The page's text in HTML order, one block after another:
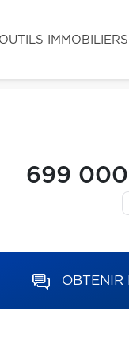
OUTILS IMMOBILIERS
699 000
OBTENIR